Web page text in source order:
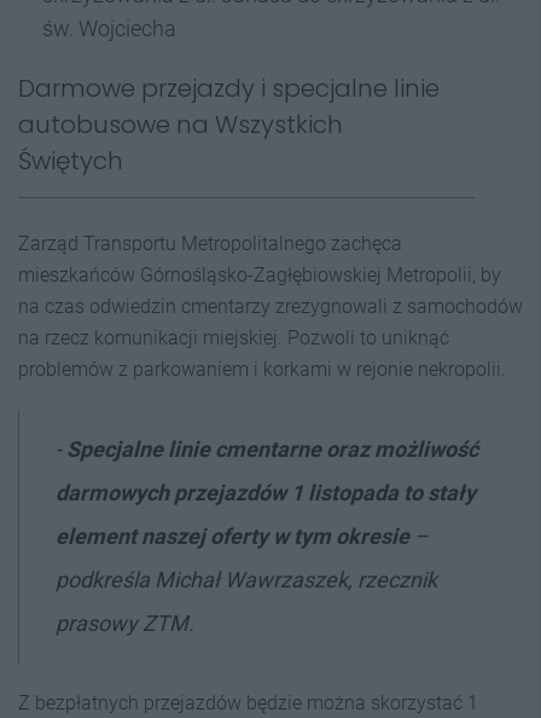
św. Wojciecha
Darmowe przejazdy i specjalne linie
autobusowe na Wszystkich
Świętych
Zarząd Transportu Metropolitalnego zachęca
mieszkańców Górnośląsko-Zagłębiowskiej Metropolii, by
na czas odwiedzin cmentarzy zrezygnowali z samochodów
na rzecz komunikacji miejskiej. Pozwoli to uniknąć
problemów z parkowaniem i korkami w rejonie nekropolii.
- Specjalne linie cmentarne oraz możliwość
darmowych przejazdów 1 listopada to stały
element naszej oferty w tym okresie –
podkreśla Michał Wawrzaszek, rzecznik
prasowy ZTM.
Z bezpłatnych przejazdów będzie można skorzystać 1